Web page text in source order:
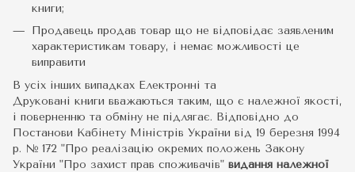
книги;
Продавець продав товар що не відповідає заявленим
характеристикам товару, і немає можливості це
виправити
В усіх інших випадках Електронні та
Друковані книги вважаються таким, що є належної якості,
і поверненню та обміну не підлягає. Відповідно до
Постанови Кабінету Міністрів України від 19 березня 1994
р. № 172 "Про реалізацію окремих положень Закону
України "Про захист прав споживачів" видання належної